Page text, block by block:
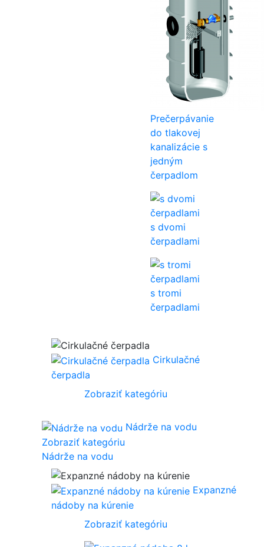
Prečerpávanie
do tlakovej
kanalizácie s
jedným
čerpadlom
s dvomi
čerpadlami
s tromi
čerpadlami
Cirkulačné
čerpadla
Zobraziť kategóriu
Nádrže na vodu
Zobraziť kategóriu
Nádrže na vodu
Expanzné
nádoby na kúrenie
Zobraziť kategóriu